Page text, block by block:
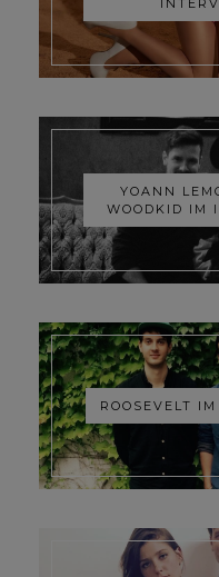
YOANN
WOODKID IM
ROOSEVELT